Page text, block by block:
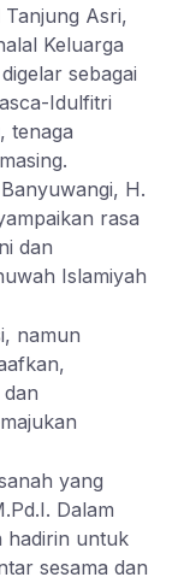
Asri,
Keluarga
sebagai
Idulfitri
tenaga
H.
rasa
dan
Islamiyah
namun
yang
Dalam
hadirin untuk
sesama dan